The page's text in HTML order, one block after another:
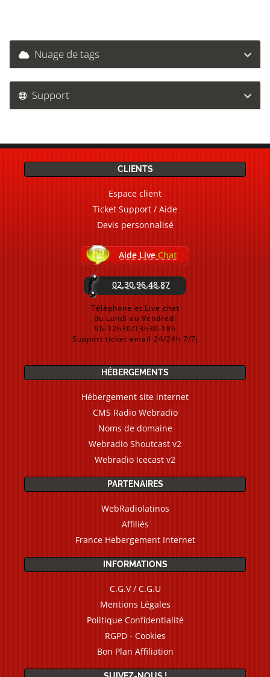
Nuage de tags
Support
CLIENTS
Espace client
Ticket Support / Aide
Devis personnalisé
Aide Live Chat
02.30.96.48.87
Téléphone et Live chat
du Lundi au Vendredi
9h-12h30/13h30-18h
Support ticket email 24/24h 7/7j
HÉBERGEMENTS
Hébergement site internet
CMS Radio Webradio
Noms de domaine
Webradio Shoutcast v2
Webradio Icecast v2
PARTENAIRES
WebRadiolatinos
Affiliés
France Hebergement Internet
INFORMATIONS
C.G.V / C.G.U
Mentions Légales
Politique Confidentialité
RGPD - Cookies
Bon Plan Affiliation